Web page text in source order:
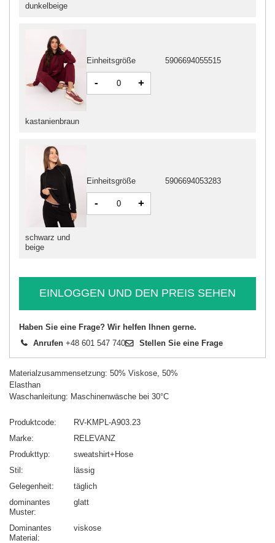
kastanienbraun
Einheitsgröße 5906694055515
- +
schwarz und
beige
Einheitsgröße 5906694053283
- +
dunkelbeige
EINLOGGEN UND DEN PREIS SEHEN
Haben Sie eine Frage? Wir helfen Ihnen gerne.
Anrufen +48 601 547 740 Stellen Sie eine Frage
Materialzusammensetzung: 50% Viskose, 50%
Elasthan
Waschanleitung: Maschinenwäsche bei 30°C
Produktcode
RV-KMPL-A903.23
Marke
RELEVANZ
Produkttyp
sweatshirt+Hose
Stil
lässig
Gelegenheit
täglich
dominantes
Muster
glatt
Dominantes
Material
viskose